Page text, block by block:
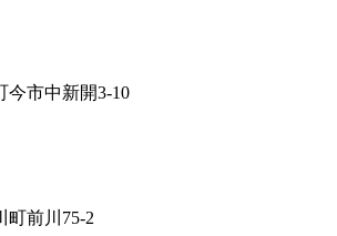
今市中新開3-10
町前川75-2